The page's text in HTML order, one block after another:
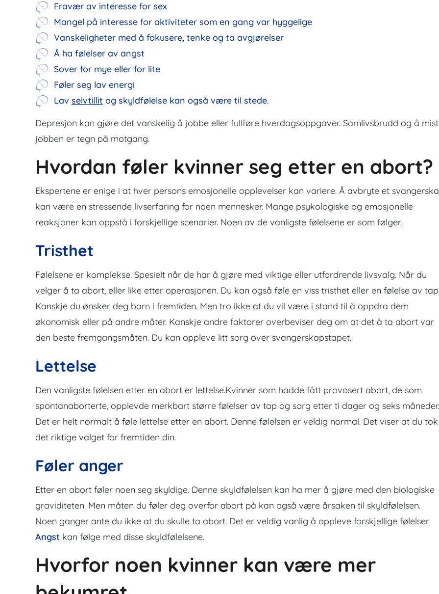
Fravær av interesse for sex
Mangel på interesse for aktiviteter som en gang var hyggelige
Vanskeligheter med å fokusere, tenke og ta avgjørelser
Å ha følelser av angst
Sover for mye eller for lite
Føler seg lav energi
Lav selvtillit og skyldfølelse kan også være til stede.
Depresjon kan gjøre det vanskelig å jobbe eller fullføre hverdagsoppgaver. Samlivsbrudd og å
jobben er tegn på motgang.
Hvordan føler kvinner seg etter en abort?
Ekspertene er enige i at hver persons emosjonelle opplevelser kan variere. Å avbryte et
kan være en stressende livserfaring for noen mennesker. Mange psykologiske og emosjonelle
reaksjoner kan oppstå i forskjellige scenarier. Noen av de vanligste følelsene er som følger.
Tristhet
Følelsene er komplekse. Spesielt når de har å gjøre med viktige eller utfordrende livsvalg. Når du
velger å ta abort, eller like etter operasjonen. Du kan også føle en viss tristhet eller en følelse av
Kanskje du ønsker deg barn i fremtiden. Men tro ikke at du vil være i stand til å oppdra dem
økonomisk eller på andre måter. Kanskje andre faktorer overbeviser deg om at det å ta abort var
den beste fremgangsmåten. Du kan oppleve litt sorg over svangerskapstapet.
Lettelse
Den vanligste følelsen etter en abort er lettelse.Kvinner som hadde fått provosert abort, de som
spontanaborterte, opplevde merkbart større følelser av tap og sorg etter ti dager og seks måneder.
Det er helt normalt å føle lettelse etter en abort. Denne følelsen er veldig normal. Det viser at du tok
det riktige valget for fremtiden din.
Føler anger
Etter en abort føler noen seg skyldige. Denne skyldfølelsen kan ha mer å gjøre med den biologiske
graviditeten. Men måten du føler deg overfor abort på kan også være årsaken til skyldfølelsen.
Noen ganger ante du ikke at du skulle ta abort. Det er veldig vanlig å oppleve forskjellige følelser.
Angst kan følge med disse skyldfølelsene.
Hvorfor noen kvinner kan være mer